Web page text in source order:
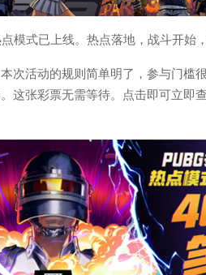
模式已上线。热点落地，战斗开始
次活动的规则简单明了，参与门槛
这张彩票无需等待。点击即可立即